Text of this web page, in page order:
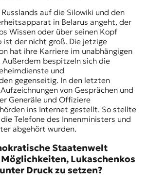
auf die Silowiki und den
in Belarus angeht, der
Wissen oder über seinen Kopf
ist der nicht groß. Die jetzige
hat ihre Karriere im unabhängigen
Außerdem bespitzeln sich die
und
gegenseitig. In den letzten
von Gesprächen und
Generäle und Offiziere
ins Internet gestellt. So stellte
Telefone des Innenministers und
abgehört wurden.
Staatenwelt
Lukaschenkos
Druck zu setzen?